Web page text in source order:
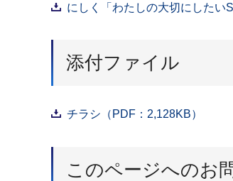
にしく「わたしの大切にしたい
添付ファイル
チラシ（PDF：2,128KB）
このページへのお